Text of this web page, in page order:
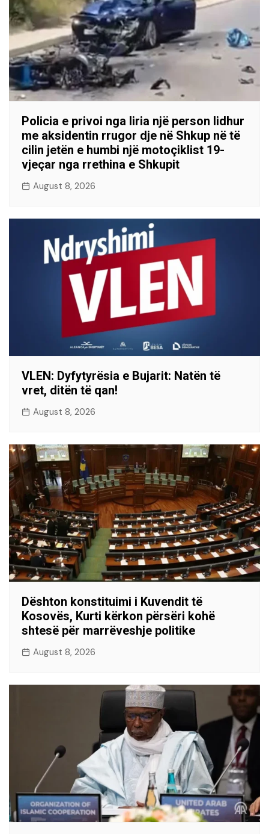
Policia e privoi nga liria një person lidhur
me aksidentin rrugor dje në Shkup në të
cilin jetën e humbi një motoçiklist 19-
vjeçar nga rrethina e Shkupit
August 8, 2026
VLEN: Dyfytyrësia e Bujarit: Natën të
vret, ditën të qan!
August 8, 2026
Dështon konstituimi i Kuvendit të
Kosovës, Kurti kërkon përsëri kohë
shtesë për marrëveshje politike
August 8, 2026